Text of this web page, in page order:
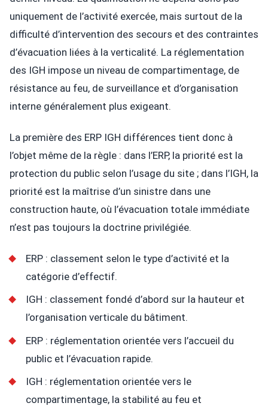
uniquement de l’activité exercée, mais surtout de la
difficulté d’intervention des secours et des contraintes
d’évacuation liées à la verticalité. La réglementation
des IGH impose un niveau de compartimentage, de
résistance au feu, de surveillance et d’organisation
interne généralement plus exigeant.
La première des ERP IGH différences tient donc à
l’objet même de la règle : dans l’ERP, la priorité est la
protection du public selon l’usage du site ; dans l’IGH, la
priorité est la maîtrise d’un sinistre dans une
construction haute, où l’évacuation totale immédiate
n’est pas toujours la doctrine privilégiée.
ERP : classement selon le type d’activité et la
catégorie d’effectif.
IGH : classement fondé d’abord sur la hauteur et
l’organisation verticale du bâtiment.
ERP : réglementation orientée vers l’accueil du
public et l’évacuation rapide.
IGH : réglementation orientée vers le
compartimentage, la stabilité au feu et